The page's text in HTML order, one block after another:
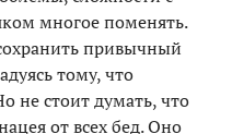
многое поменять.
привычный
тому, что
не стоит думать, что
от всех бед. Оно